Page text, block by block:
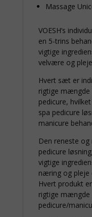
Massage
VOESH’s
en 5-trins
vigtige
velvære og
Hvert sæt er
rigtige mængde
pedicure,
spa pedicure
manicure
Den reneste
pedicure
vigtige
næring og pleje
Hvert produkt
rigtige mængde
pedicure/